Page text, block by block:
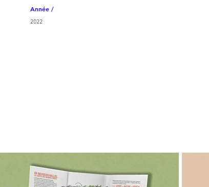
Année /
2022